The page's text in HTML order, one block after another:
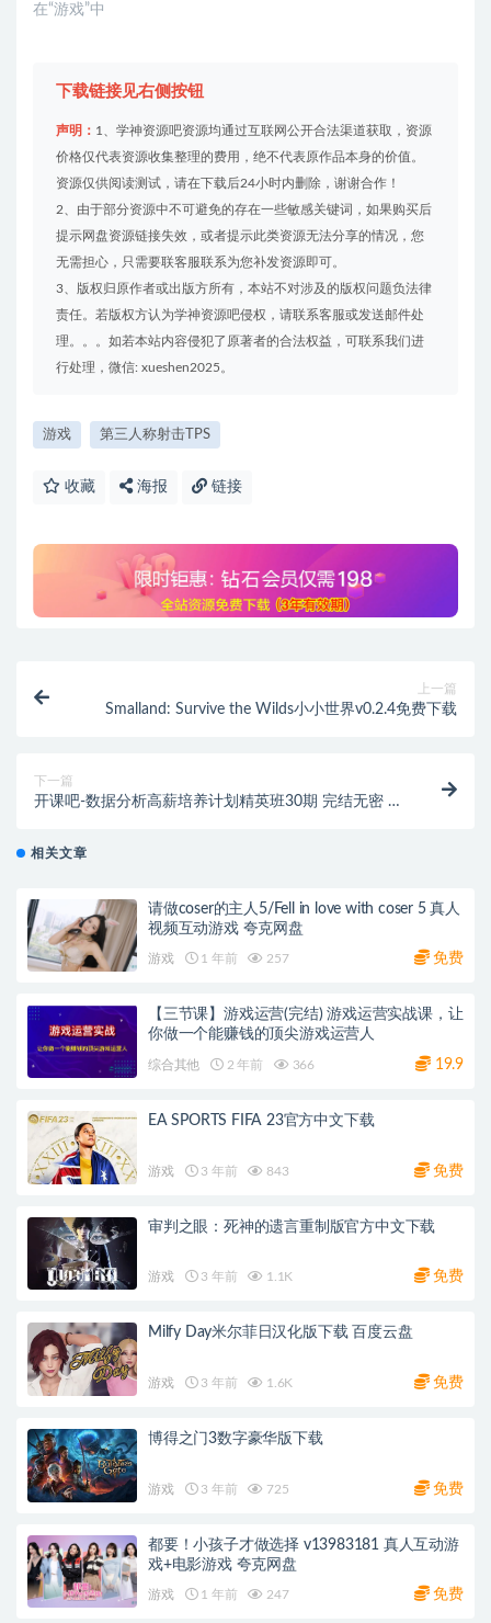
在“游戏”中
下载链接见右侧按钮
声明： 1、学神资源吧资源均通过互联网公开合法渠道获取，资源
价格仅代表资源收集整理的费用，绝不代表原作品本身的价值。
资源仅供阅读测试，请在下载后24小时内删除，谢谢合作！
2、由于部分资源中不可避免的存在一些敏感关键词，如果购买后
提示网盘资源链接失效，或者提示此类资源无法分享的情况，您
无需担心，只需要联客服联系为您补发资源即可。
3、版权归原作者或出版方所有，本站不对涉及的版权问题负法律
责任。若版权方认为学神资源吧侵权，请联系客服或发送邮件处
理。。。如若本站内容侵犯了原著者的合法权益，可联系我们进
行处理，微信: xueshen2025。
游戏 第三人称射击TPS
收藏 海报 链接
上一篇
Smalland: Survive the Wilds小小世界v0.2.4免费下载
下一篇
开课吧-数据分析高薪培养计划精英班30期 完结无密 价
相关文章
请做coser的主人5/Fell in love with coser 5 真人
视频互动游戏 夸克网盘
游戏 1 年前 257 免费
【三节课】游戏运营(完结) 游戏运营实战课，让
你做一个能赚钱的顶尖游戏运营人
综合其他 2 年前 366 19.9
EA SPORTS FIFA 23官方中文下载
游戏 3 年前 843 免费
审判之眼：死神的遗言重制版官方中文下载
游戏 3 年前 1.1K 免费
Milfy Day米尔菲日汉化版下载 百度云盘
游戏 3 年前 1.6K 免费
博得之门3数字豪华版下载
游戏 3 年前 725 免费
都要！小孩子才做选择 v13983181 真人互动游
戏+电影游戏 夸克网盘
游戏 1 年前 247 免费